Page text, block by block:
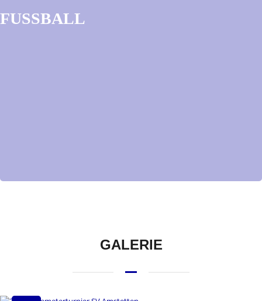
FUSSBALL
GALERIE